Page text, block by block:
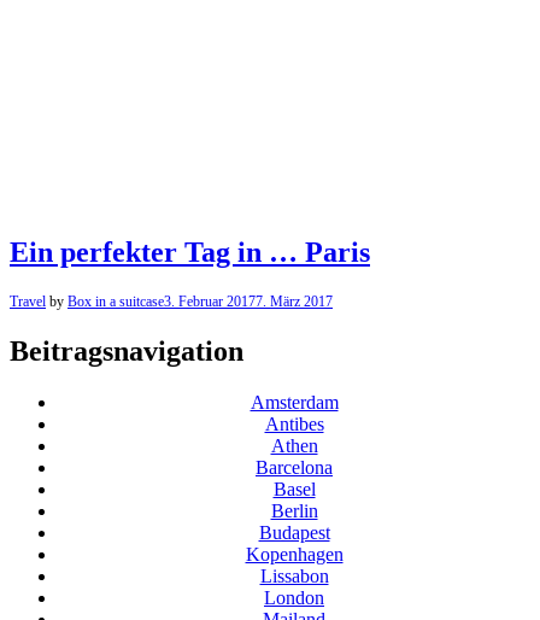
Ein perfekter Tag in … Paris
Travel by Box in a suitcase3. Februar 20177. März 2017
Beitragsnavigation
Amsterdam
Antibes
Athen
Barcelona
Basel
Berlin
Budapest
Kopenhagen
Lissabon
London